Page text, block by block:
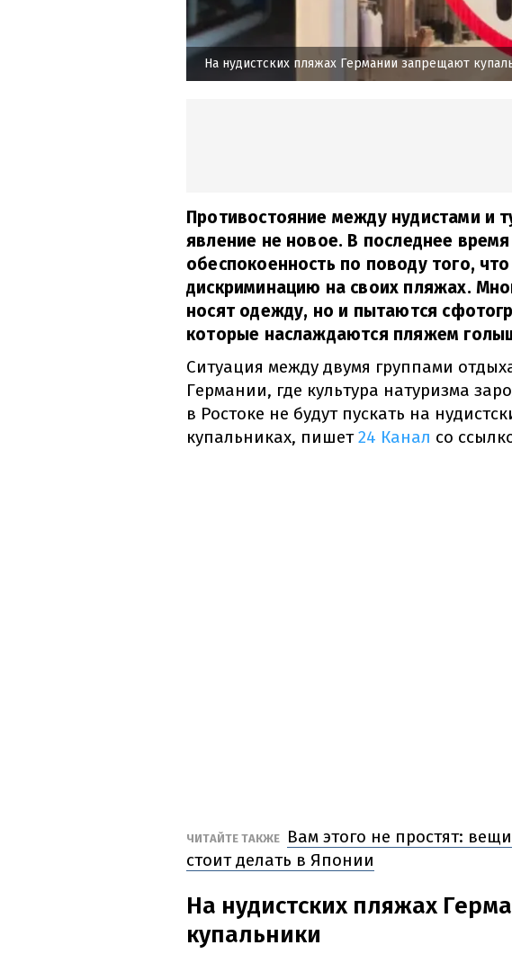
На нудистских пляжах Германии запрещают
Противостояние между нудистами и
явление не новое. В последнее
обеспокоенность по поводу того,
дискриминацию на своих пляжах.
носят одежду, но и пытаются
которые наслаждаются пляжем
Ситуация между двумя группами
Германии, где культура натуризма
в Ростоке не будут пускать на
купальниках, пишет24 Канал со
ЧИТАЙТЕ ТАКЖЕ
Вам этого не простят:
стоит делать в Японии
На нудистских пляжах
купальники